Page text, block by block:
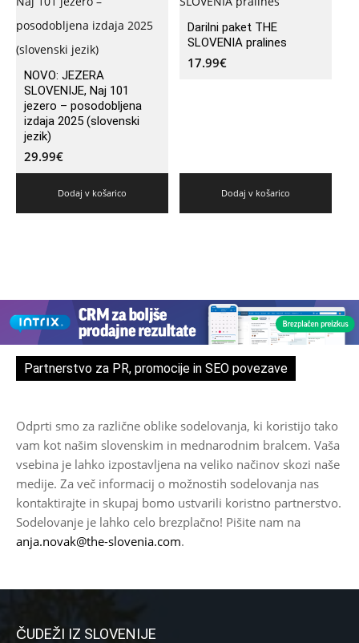
NOVO: JEZERA
SLOVENIJE, Naj 101
jezero – posodobljena
izdaja 2025 (slovenski
jezik)
29.99€
Dodaj v košarico
Darilni paket THE
SLOVENIA pralines
17.99€
Dodaj v košarico
Partnerstvo za PR, promocije in SEO povezave
Odprti smo za različne oblike sodelovanja, ki koristijo tako
vam kot našim slovenskim in mednarodnim bralcem. Vaša
vsebina je lahko izpostavljena na veliko načinov skozi naše
medije. Za več informacij o možnostih sodelovanja nas
kontaktirajte in skupaj bomo ustvarili koristno partnerstvo.
Sodelovanje je lahko celo brezplačno! Pišite nam na
anja.novak@the-slovenia.com.
ČUDEŽI IZ SLOVENIJE